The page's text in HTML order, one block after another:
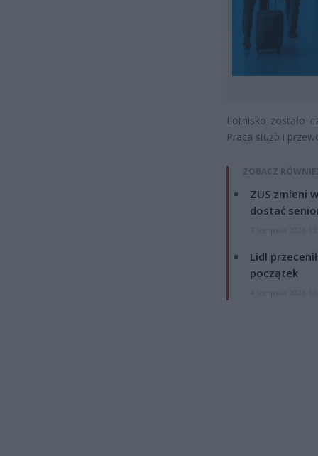
Lotnisko zostało
Praca służb i
ZOBACZ
ZUS zmieni
dostać
Lidl
początek